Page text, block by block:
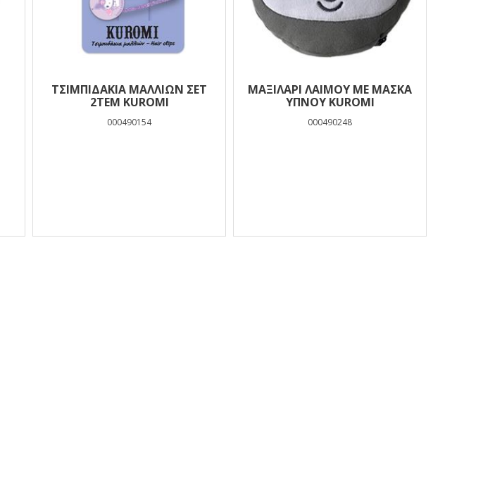
ΤΣΙΜΠΙΔΑΚΙΑ ΜΑΛΛΙΩΝ ΣΕΤ
2ΤΕΜ KUROMI
000490154
ΜΑΞΙΛΆΡΙ ΛΑΙΜΟΎ ΜΕ ΜΆΣΚΑ
ΎΠΝΟΥ KUROMI
000490248